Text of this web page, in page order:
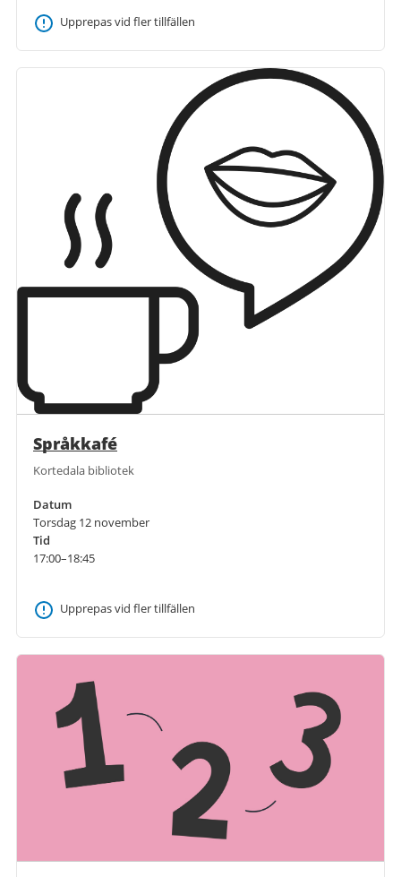
Upprepas vid fler tillfällen
Språkkafé
Kortedala bibliotek
Datum
Torsdag 12 november
Tid
17:00–18:45
Upprepas vid fler tillfällen